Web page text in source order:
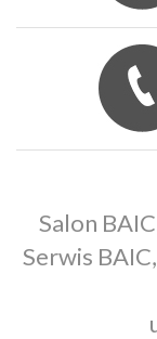
Salon
Serwis